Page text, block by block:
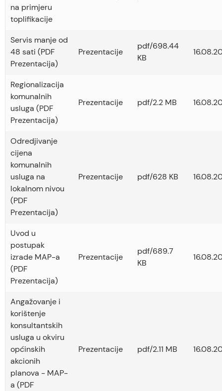
na primjeru
toplifikacije
Servis manje od
48 sati (PDF
Prezentacija)
Prezentacije
pdf/698.44
KB
Regionalizacija
komunalnih
usluga (PDF
Prezentacija)
Prezentacije pdf/2.2 MB
Odredjivanje
cijena
komunalnih
usluga na
lokalnom nivou
(PDF
Prezentacija)
Prezentacije pdf/628 KB
Uvod u
postupak
izrade MAP-a
(PDF
Prezentacija)
Prezentacije
pdf/689.7
KB
Angažovanje i
korištenje
konsultantskih
usluga u okviru
općinskih
akcionih
planova - MAP-
a (PDF
Prezentacije pdf/2.11 MB